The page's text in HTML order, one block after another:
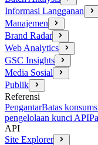
Informasi Langganan
Manajemen
Brand Radar
Web Analytics
GSC Insights
Media Sosial
Publik
Referensi
PengantarBatas
pengelolaan kunci API
API
Site Explorer